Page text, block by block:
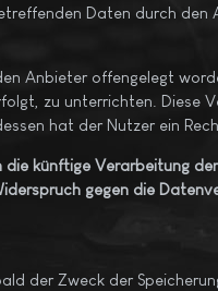
Daten durch
Anbieter offengelegt
zu unterrichten.
hat der Nutzer ein
künftige Verarbeitung
gegen die
der Zweck der